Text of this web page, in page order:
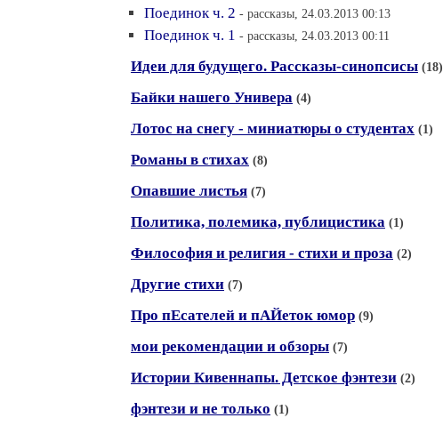
Поединок ч. 2 - рассказы, 24.03.2013 00:13
Поединок ч. 1 - рассказы, 24.03.2013 00:11
Идеи для будущего. Рассказы-синопсисы (18)
Байки нашего Универа (4)
Лотос на снегу - миниатюры о студентах (1)
Романы в стихах (8)
Опавшие листья (7)
Политика, полемика, публицистика (1)
Философия и религия - стихи и проза (2)
Другие стихи (7)
Про пЕсателей и пАЙеток юмор (9)
мои рекомендации и обзоры (7)
Истории Кивеннапы. Детское фэнтези (2)
фэнтези и не только (1)